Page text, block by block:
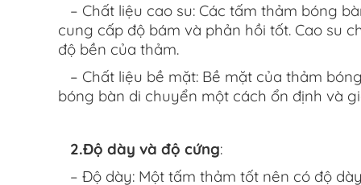
– Chất liệu cao su: Các tấm thảm bóng
cung cấp độ bám và phản hồi tốt. Cao su
độ bền của thảm.
– Chất liệu bề mặt: Bề mặt của thảm
bóng bàn di chuyển một cách ổn định và
2.Độ dày và độ cứng:
– Độ dày: Một tấm thảm tốt nên có độ